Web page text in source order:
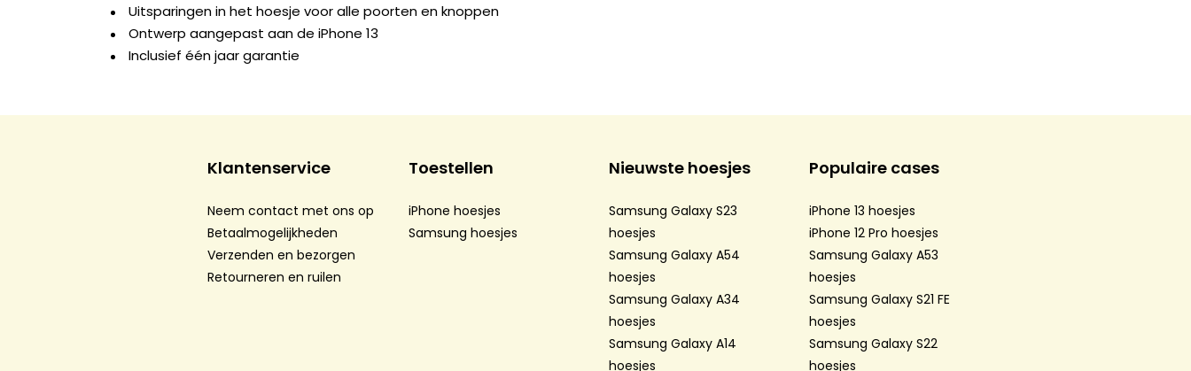
Uitsparingen in het hoesje voor alle poorten en knoppen
Ontwerp aangepast aan de iPhone 13
Inclusief één jaar garantie
Klantenservice
Neem contact met ons op
Betaalmogelijkheden
Verzenden en bezorgen
Retourneren en ruilen
Toestellen
iPhone hoesjes
Samsung hoesjes
Nieuwste hoesjes
Samsung Galaxy S23
hoesjes
Samsung Galaxy A54
hoesjes
Samsung Galaxy A34
hoesjes
Samsung Galaxy A14
hoesjes
Populaire cases
iPhone 13 hoesjes
iPhone 12 Pro hoesjes
Samsung Galaxy A53
hoesjes
Samsung Galaxy S21 FE
hoesjes
Samsung Galaxy S22
hoesjes